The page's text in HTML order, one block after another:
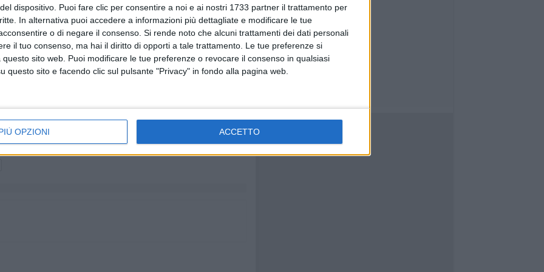
dispositivo. Puoi fare clic per consentire a noi e ai nostri 1733 partner il trattamento per
In alternativa puoi accedere a informazioni più dettagliate e modificare le tue
o di negare il consenso. Si rende noto che alcuni trattamenti dei dati personali
il tuo consenso, ma hai il diritto di opporti a tale trattamento. Le tue preferenze si
sito web. Puoi modificare le tue preferenze o revocare il consenso in qualsiasi
questo sito e facendo clic sul pulsante "Privacy" in fondo alla pagina web.
OPZIONI ACCETTO
Trevisi che, una volta a regime, favorirà la
di nuovi posti di lavoro e l'aumento
all'installazione sui tetti di pannelli fotovoltaici.
che presto metteremo in campo: lo sviluppo
condomini, case, uffici e stabilimenti produttivi e
in grado di gestire gli scambi e i flussi energetici in
comunità. L'obiettivo è duplice: far abbassare i costi
Abbiamo il compito di cambiare in meglio la vita